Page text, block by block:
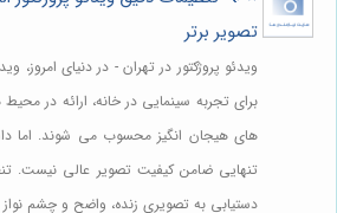
تصویر برتر
ویدئو پروژکتور در تهران - در دنیای امروز،
برای تجربه سینمایی در خانه، ارائه در
های هیجان انگیز محسوب می شوند. اما
تنهایی ضامن کیفیت تصویر عالی نیست.
دستیابی به تصویری زنده، واضح و چشم